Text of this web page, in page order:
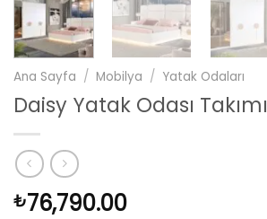
Ana Sayfa / Mobilya / Yatak Odaları
Daisy Yatak Odası Takımı
₺76,790.00